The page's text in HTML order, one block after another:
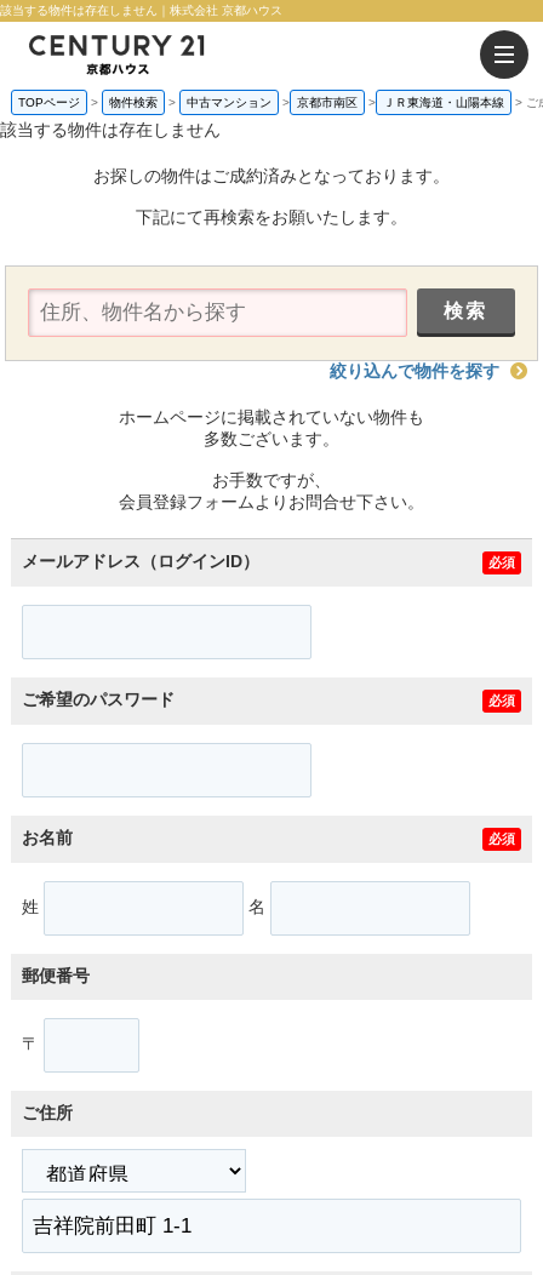
該当する物件は存在しません｜株式会社 京都ハウス
TOPページ 物件検索 中古マンション 京都市南区 ＪＲ東海道・山陽本線 ご
該当する物件は存在しません
お探しの物件はご成約済みとなっております。
下記にて再検索をお願いたします。
絞り込んで物件を探す
ホームページに掲載されていない物件も
多数ございます。
お手数ですが、
会員登録フォームよりお問合せ下さい。
メールアドレス（ログインID） 必須
ご希望のパスワード 必須
お名前 必須
姓 名
郵便番号
〒
ご住所